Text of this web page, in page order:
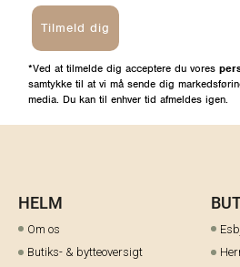
Tilmeld dig
*Ved at tilmelde dig acceptere du vores
samtykke til at vi må sende dig
media. Du kan til enhver tid afmeldes igen.
HELM
Om os
Butiks- & bytteoversigt